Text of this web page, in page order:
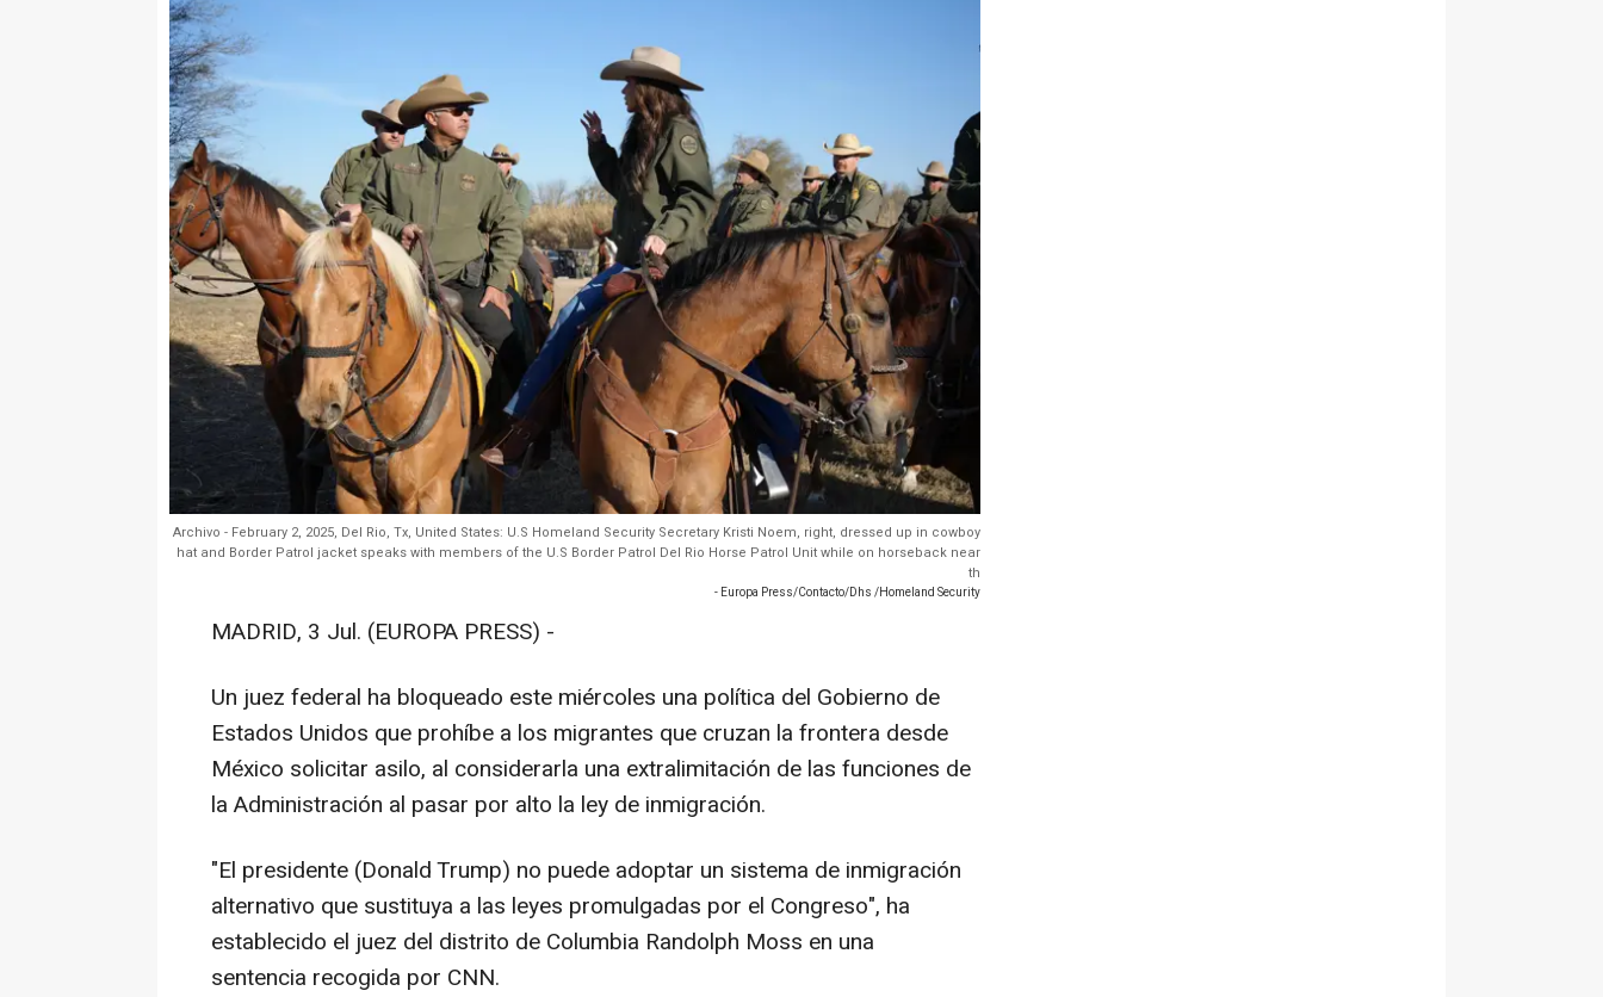
Archivo - February 2, 2025, Del Rio, Tx, United States: U.S Homeland Security Secretary Kristi Noem, right, dressed up in cowboy
hat and Border Patrol jacket speaks with members of the U.S Border Patrol Del Rio Horse Patrol Unit while on horseback near
th
- Europa Press/Contacto/Dhs /Homeland Security
MADRID, 3 Jul. (EUROPA PRESS) -
Un juez federal ha bloqueado este miércoles una política del Gobierno de
Estados Unidos que prohíbe a los migrantes que cruzan la frontera desde
México solicitar asilo, al considerarla una extralimitación de las funciones de
la Administración al pasar por alto la ley de inmigración.
"El presidente (Donald Trump) no puede adoptar un sistema de inmigración
alternativo que sustituya a las leyes promulgadas por el Congreso", ha
establecido el juez del distrito de Columbia Randolph Moss en una
sentencia recogida por CNN.